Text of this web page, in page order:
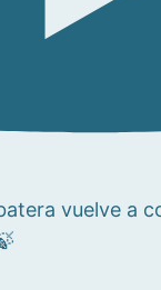
vuelve a